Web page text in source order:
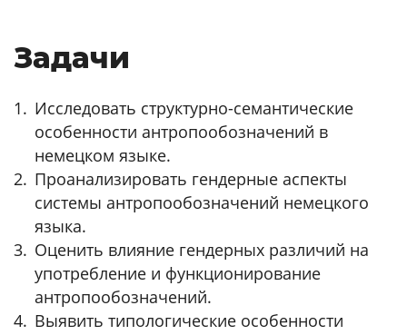
Задачи
Исследовать структурно-семантические
особенности антропообозначений в
немецком языке.
Проанализировать гендерные аспекты
системы антропообозначений немецкого
языка.
Оценить влияние гендерных различий на
употребление и функционирование
антропообозначений.
Выявить типологические особенности